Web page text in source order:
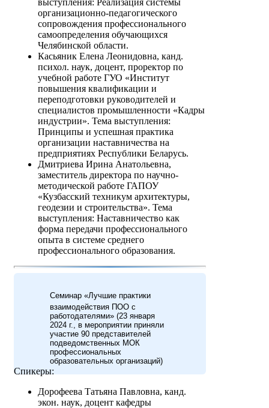
выступления: Реализация системы
организационно-педагогического
сопровождения профессионального
самоопределения обучающихся
Челябинской области.
Касьяник Елена Леонидовна, канд.
психол. наук, доцент, проректор по
учебной работе ГУО «Институт
повышения квалификации и
переподготовки руководителей и
специалистов промышленности «Кадры
индустрии». Тема выступления:
Принципы и успешная практика
организации наставничества на
предприятиях Республики Беларусь.
Дмитриева Ирина Анатольевна,
заместитель директора по научно-
методической работе ГАПОУ
«Кузбасский техникум архитектуры,
геодезии и строительства». Тема
выступления: Наставничество как
форма передачи профессионального
опыта в системе среднего
профессионального образования.
Семинар «Лучшие практики
взаимодействия ПОО с
работодателями» (23 января
2024 г., в мероприятии приняли
участие 90 представителей
подведомственных МОК
профессиональных
образовательных организаций)
Спикеры:
Дорофеева Татьяна Павловна, канд.
экон. наук, доцент кафедры